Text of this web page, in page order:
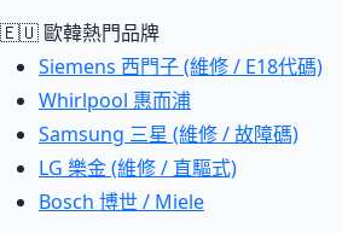
🇪🇺 歐韓熱門品牌
Siemens 西門子 (維修 / E18代碼)
Whirlpool 惠而浦
Samsung 三星 (維修 / 故障碼)
LG 樂金 (維修 / 直驅式)
Bosch 博世 / Miele